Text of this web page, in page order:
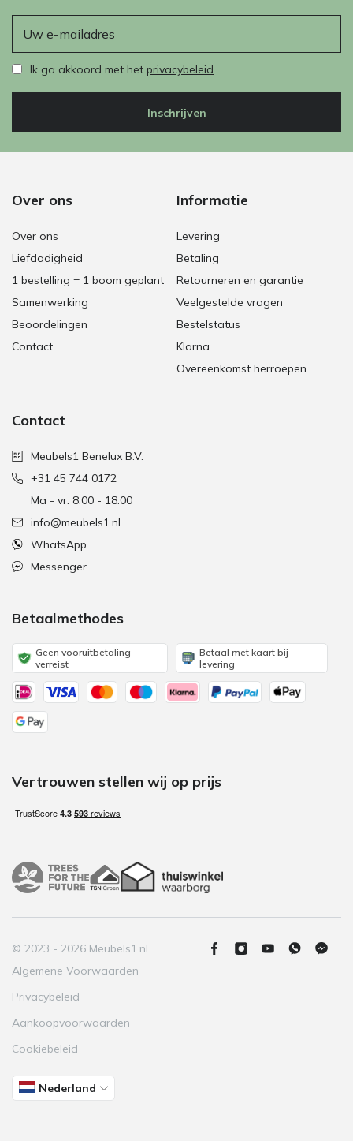
Ik ga akkoord met het privacybeleid
Inschrijven
Over ons
Over ons
Liefdadigheid
1 bestelling = 1 boom geplant
Samenwerking
Beoordelingen
Contact
Informatie
Levering
Betaling
Retourneren en garantie
Veelgestelde vragen
Bestelstatus
Klarna
Overeenkomst herroepen
Contact
Meubels1 Benelux B.V.
+31 45 744 0172
Ma - vr: 8:00 - 18:00
info@meubels1.nl
WhatsApp
Messenger
Betaalmethodes
Geen vooruitbetaling
verreist
Betaal met kaart bij
levering
Vertrouwen stellen wij op prijs
Nederland
© 2023 - 2026 Meubels1.nl
Algemene Voorwaarden
Privacybeleid
Aankoopvoorwaarden
Cookiebeleid